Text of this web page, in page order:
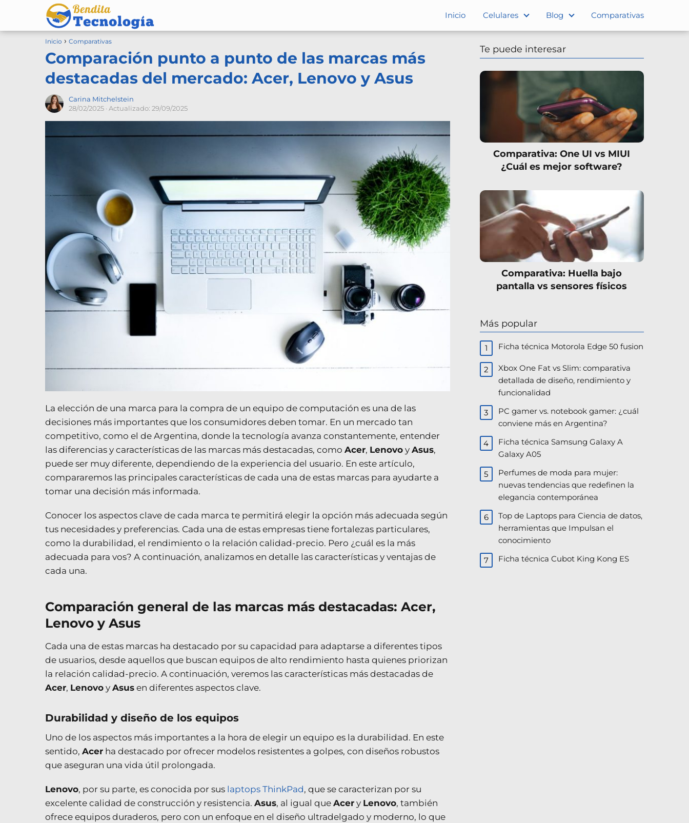
Inicio Celulares Blog Comparativas
Inicio Comparativas
Comparación punto a punto de las marcas más
destacadas del mercado: Acer, Lenovo y Asus​
Carina Mitchelstein
28/02/2025 · Actualizado: 29/09/2025
La elección de una marca para la compra de un equipo de computación es una de las
decisiones más importantes que los consumidores deben tomar. En un mercado tan
competitivo, como el de Argentina, donde la tecnología avanza constantemente, entender
las diferencias y características de las marcas más destacadas, como Acer, Lenovo y Asus,
puede ser muy diferente, dependiendo de la experiencia del usuario. En este artículo,
compararemos las principales características de cada una de estas marcas para ayudarte a
tomar una decisión más informada.
Conocer los aspectos clave de cada marca te permitirá elegir la opción más adecuada según
tus necesidades y preferencias. Cada una de estas empresas tiene fortalezas particulares,
como la durabilidad, el rendimiento o la relación calidad-precio. Pero ¿cuál es la más
adecuada para vos? A continuación, analizamos en detalle las características y ventajas de
cada una.
Comparación general de las marcas más destacadas: Acer,
Lenovo y Asus​
Cada una de estas marcas ha destacado por su capacidad para adaptarse a diferentes tipos
de usuarios, desde aquellos que buscan equipos de alto rendimiento hasta quienes priorizan
la relación calidad-precio. A continuación, veremos las características más destacadas de
Acer, Lenovo y Asus en diferentes aspectos clave.
Durabilidad y diseño de los equipos
Uno de los aspectos más importantes a la hora de elegir un equipo es la durabilidad. En este
sentido, Acer ha destacado por ofrecer modelos resistentes a golpes, con diseños robustos
que aseguran una vida útil prolongada.
Lenovo, por su parte, es conocida por sus laptops ThinkPad, que se caracterizan por su
excelente calidad de construcción y resistencia. Asus, al igual que Acer y Lenovo, también
ofrece equipos duraderos, pero con un enfoque en el diseño ultradelgado y moderno, lo que
Te puede interesar
Comparativa: One UI vs MIUI
¿Cuál es mejor software?
Comparativa: Huella bajo
pantalla vs sensores físicos
Más popular
Ficha técnica Motorola Edge 50 fusion
Xbox One Fat vs Slim: comparativa
detallada de diseño, rendimiento y
funcionalidad
PC gamer vs. notebook gamer: ¿cuál
conviene más en Argentina?
Ficha técnica Samsung Galaxy A
Galaxy A05
Perfumes de moda para mujer:
nuevas tendencias que redefinen la
elegancia contemporánea
Top de Laptops para Ciencia de datos,
herramientas que Impulsan el
conocimiento
Ficha técnica Cubot King Kong ES